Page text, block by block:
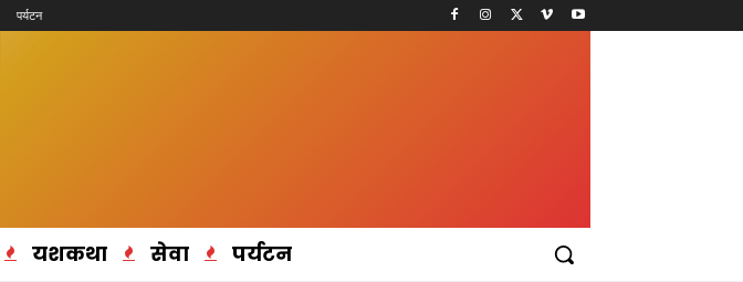
पर्यटन
यशकथा सेवा पर्यटन